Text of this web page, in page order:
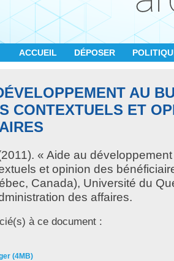
ACCUEIL DÉPOSER
AU
CONTEXTUELS ET
« Aide au
et opinion des
Canada), Université du
des affaires.
à ce document :
(4MB)